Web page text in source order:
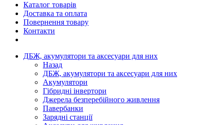
Каталог товарів
Доставка та оплата
Повернення товару
Контакти
ДБЖ, акумулятори та аксесуари для них
Назад
ДБЖ, акумулятори та аксесуари для них
Акумулятори
Гібридні інвертори
Джерела безперебійного живлення
Павербанки
Зарядні станції